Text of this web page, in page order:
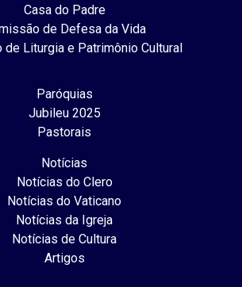
Casa do Padre
de Defesa da Vida
de Liturgia e Patrimônio Cultural
Paróquias
Jubileu 2025
Pastorais
Notícias
Notícias do Clero
Notícias do Vaticano
Notícias da Igreja
Notícias de Cultura
Artigos